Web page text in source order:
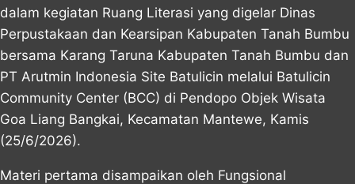
dalam kegiatan Ruang Literasi yang digelar Dinas
Perpustakaan dan Kearsipan Kabupaten Tanah Bumbu
bersama Karang Taruna Kabupaten Tanah Bumbu dan
PT Arutmin Indonesia Site Batulicin melalui Batulicin
Community Center (BCC) di Pendopo Objek Wisata
Goa Liang Bangkai, Kecamatan Mantewe, Kamis
(25/6/2026).
Materi pertama disampaikan oleh Fungsional